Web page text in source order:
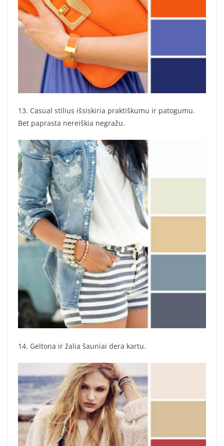
13. Casual stilius išsiskiria praktiškumu ir patogumu.
Bet paprasta nereiškia negražu.
14. Geltona ir žalia šauniai dera kartu.